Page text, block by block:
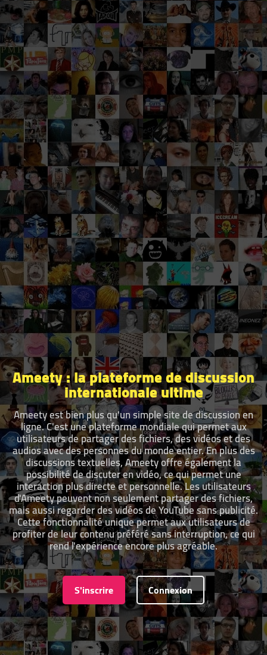
Ameety : la plateforme de discussion
internationale ultime
Ameety est bien plus qu'un simple site de discussion en
ligne. C'est une plateforme mondiale qui permet aux
utilisateurs de partager des fichiers, des vidéos et des
audios avec des personnes du monde entier. En plus des
discussions textuelles, Ameety offre également la
possibilité de discuter en vidéo, ce qui permet une
interaction plus directe et personnelle. Les utilisateurs
d'Ameety peuvent non seulement partager des fichiers,
mais aussi regarder des vidéos de YouTube sans publicité.
Cette fonctionnalité unique permet aux utilisateurs de
profiter de leur contenu préféré sans interruption, ce qui
rend l'expérience encore plus agréable.
S'inscrire Connexion